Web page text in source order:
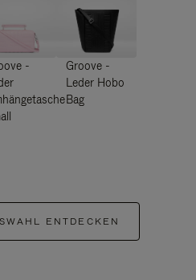
-
Groove -
Leder Hobo
Bag
ENTDECKEN